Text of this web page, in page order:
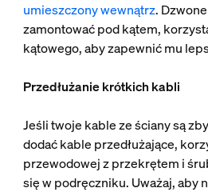
umieszczony wewnątrz.
zamontować pod kątem,
kątowego, aby zapewnić mu
Przedłużanie krótkich kabli
Jeśli twoje kable ze ściany są
dodać kable przedłużające,
przewodowej z przekrętem i
się w podręczniku. Uważaj, aby